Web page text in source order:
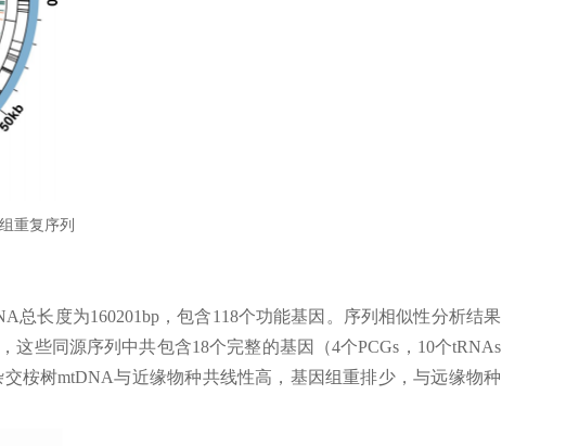
重复序列
长度为160201bp，包含118个功能基因。序列相似性分析结果
些同源序列中共包含18个完整的基因（4个PCGs，10个tRNAs
交桉树mtDNA与近缘物种共线性高，基因组重排少，与远缘物种